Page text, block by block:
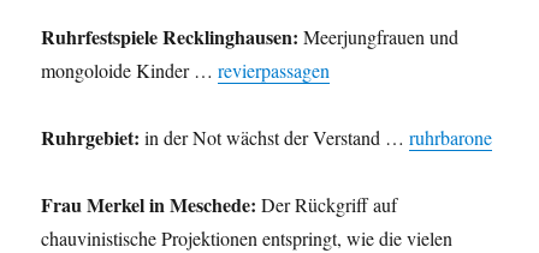
Ruhrfestspiele Recklinghausen: Meerjungfrauen und
mongoloide Kinder …revierpassagen
Ruhrgebiet: in der Not wächst der Verstand …ruhrbarone
Frau Merkel in Meschede: Der Rückgriff auf
chauvinistische Projektionen entspringt, wie die vielen